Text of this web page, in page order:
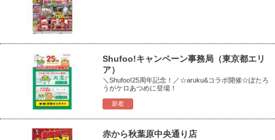
新着
Shufoo!キャンペーン事務局（東京都エリ
ア）
＼Shufoo!25周年記念！／☆aruku&コラボ開催☆ぽたろ
うがケロあつめに登場！
赤から秋葉原中央通り店